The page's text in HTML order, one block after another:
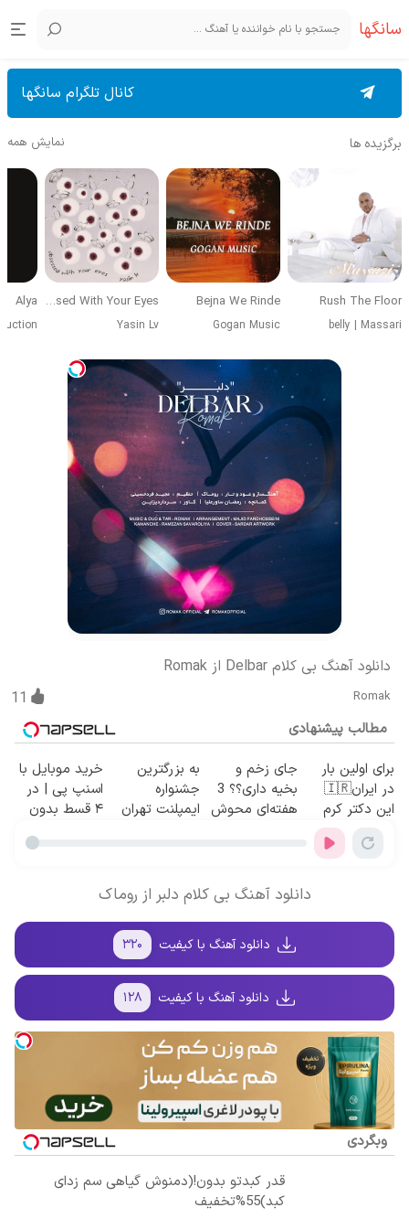
سانگها
کانال تلگرام سانگها
برگزیده ها نمایش همه
Rush The Floor
belly | Massari
Bejna We Rinde
Gogan Music
Obsessed With Your Eyes
Yasin Lv
Alya
دانلود آهنگ بی کلام Delbar از Romak
Romak
11
مطالب پیشنهادی
برای اولین بار
در ایران🇮🇷
این دکتر کرم
ترمیم کننده 23
روزه ساخت!
جای زخم و
بخیه داری؟؟ 3
هفته‌ای محوش
به بزرگترین
جشنواره
ایمپلنت تهران
خرید موبایل با
اسنپ پی | در
۴ قسط بدون
دانلود آهنگ بی کلام دلبر از روماک
دانلود آهنگ با کیفیت ۳۲۰
دانلود آهنگ با کیفیت ۱۲۸
وبگردی
قدر کبدتو بدون!(دمنوش گیاهی سم زدای
کبد)55%تخفیف